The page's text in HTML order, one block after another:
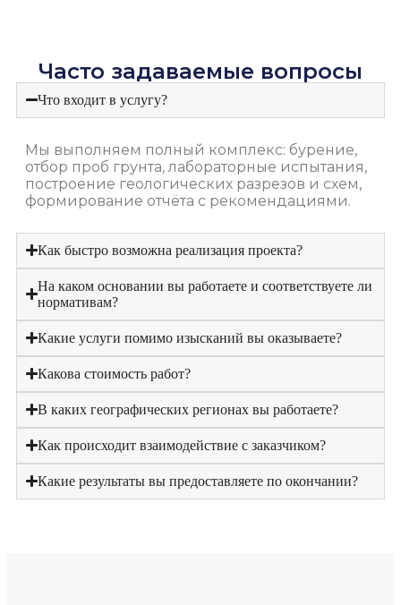
Часто задаваемые вопросы
Что входит в услугу?
Мы выполняем полный комплекс: бурение,
отбор проб грунта, лабораторные испытания,
построение геологических разрезов и схем,
формирование отчёта с рекомендациями.
Как быстро возможна реализация проекта?
На каком основании вы работаете и соответствуете ли
нормативам?
Какие услуги помимо изысканий вы оказываете?
Какова стоимость работ?
В каких географических регионах вы работаете?
Как происходит взаимодействие с заказчиком?
Какие результаты вы предоставляете по окончании?